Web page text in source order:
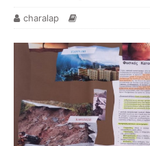
charalap